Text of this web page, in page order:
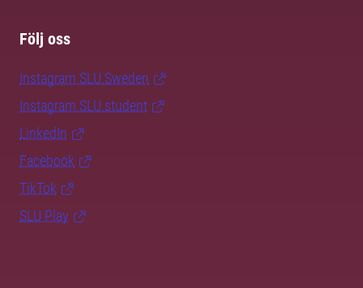
Följ oss
Instagram SLU.Sweden
Instagram SLU.student
LinkedIn
Facebook
TikTok
SLU Play